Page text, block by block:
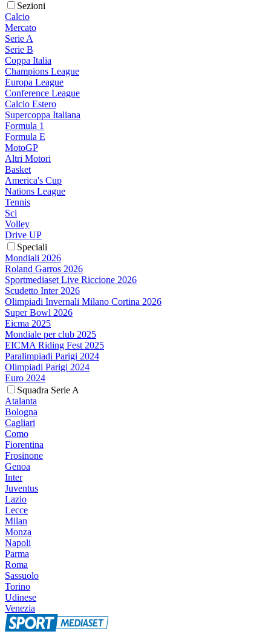
Sezioni
Calcio
Mercato
Serie A
Serie B
Coppa Italia
Champions League
Europa League
Conference League
Calcio Estero
Supercoppa Italiana
Formula 1
Formula E
MotoGP
Altri Motori
Basket
America's Cup
Nations League
Tennis
Sci
Volley
Drive UP
Speciali
Mondiali 2026
Roland Garros 2026
Sportmediaset Live Riccione 2026
Scudetto Inter 2026
Olimpiadi Invernali Milano Cortina 2026
Super Bowl 2026
Eicma 2025
Mondiale per club 2025
EICMA Riding Fest 2025
Paralimpiadi Parigi 2024
Olimpiadi Parigi 2024
Euro 2024
Squadra Serie A
Atalanta
Bologna
Cagliari
Como
Fiorentina
Frosinone
Genoa
Inter
Juventus
Lazio
Lecce
Milan
Monza
Napoli
Parma
Roma
Sassuolo
Torino
Udinese
Venezia